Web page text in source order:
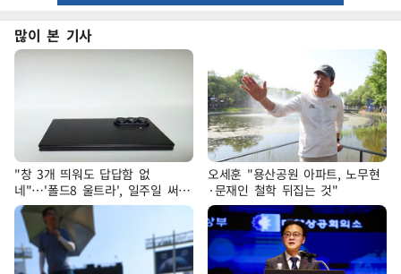
많이 본 기사
"창 3개 띄워도 답답함 없
네"…'폴드8 울트라', 일주일 써보
니
오세훈 "용산공원 아파트, 노무현
·문재인 철학 뒤집는 것"